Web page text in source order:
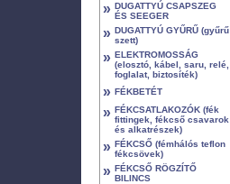
» DUGATTYÚ CSAPSZEG
ÉS SEEGER
» DUGATTYÚ GYŰRŰ (gyűrű
szett)
» ELEKTROMOSSÁG
(elosztó, kábel, saru, relé,
foglalat, biztosíték)
» FÉKBETÉT
» FÉKCSATLAKOZÓK (fék
fittingek, fékcső csavarok
és alkatrészek)
» FÉKCSŐ (fémhálós teflon
fékcsövek)
» FÉKCSŐ RÖGZÍTŐ
BILINCS